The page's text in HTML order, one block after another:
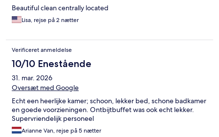
Beautiful clean centrally located
Lisa, rejse på 2 nætter
Verificeret anmeldelse
10/10 Enestående
31. mar. 2026
Oversæt med Google
Echt een heerlijke kamer; schoon, lekker bed, schone badkamer
en goede voorzieningen. Ontbijtbuffet was ook echt lekker.
Supervriendelijk personeel
Arianne Van, rejse på 5 nætter